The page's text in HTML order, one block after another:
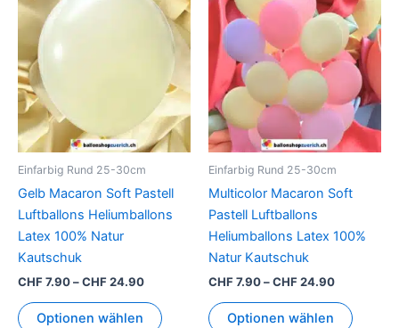
Einfarbig Rund 25-30cm
Gelb Macaron Soft Pastell
Luftballons Heliumballons
Latex 100% Natur
Kautschuk
CHF7.90–CHF24.90
CHF 24.90
Optionen wählen
Produkt
weist
mehrere
Varianten
auf.
Die
Optionen
der
Produktseite
Einfarbig Rund 25-30cm
Multicolor Macaron Soft
Pastell Luftballons
Heliumballons Latex 100%
Natur Kautschuk
CHF7.90–CHF24.90
bis
CHF 24.90
Optionen wählen
Produkt
weist
auf.
Die
der
gewählt